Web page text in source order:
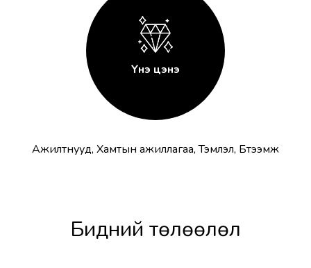
Үнэ цэнэ
Ажилтнууд, Хамтын ажиллагаа, Тэмүүлэл, Бүтээмж
Бидний төлөөлөл